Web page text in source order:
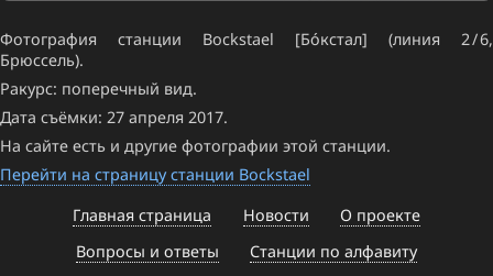
Фотография станции Bockstael [Бо́кстал] (линия 2 / 6,
Брюссель).
Ракурс: поперечный вид.
Дата съёмки: 27 апреля 2017.
На сайте есть и другие фотографии этой станции.
Перейти на страницу станции Bockstael
Главная страница
Новости
О проекте
Вопросы и ответы
Станции по алфавиту